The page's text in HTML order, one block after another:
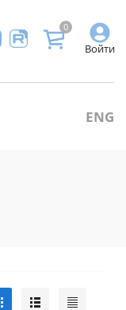
Войти
0
ENG